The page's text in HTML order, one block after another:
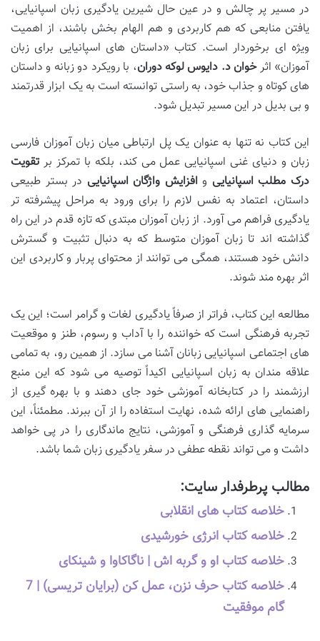
در مسیر پر چالش و در عین حال شیرین یادگیری زبان اسپانیایی،
یافتن منابعی که هم کاربردی و هم الهام بخش باشند، از اهمیت
ویژه ای برخوردار است. کتاب «داستان های اسپانیایی برای زبان
آموزان» اثرخوان د. دایوس لوکه دوران، با رویکرد دو زبانه و داستان
های کوتاه و جذاب خود، به راستی توانسته است به یک ابزار قدرتمند
و بی بدیل در این مسیر تبدیل شود.
این کتاب نه تنها به عنوان یک پل ارتباطی میان زبان آموزان فارسی
زبان و دنیای غنی اسپانیایی عمل می کند، بلکه با تمرکز برتقویت
درک مطلب اسپانیایی و افزایش واژگان اسپانیایی در بستر طبیعی
داستان، اعتماد به نفس لازم را برای ورود به مراحل پیشرفته تر
یادگیری فراهم می آورد. از زبان آموزان مبتدی که تازه قدم در این راه
گذاشته اند تا زبان آموزان متوسط که به دنبال تثبیت و گسترش
دانش خود هستند، همگی می توانند از محتوای پربار و کاربردی این
اثر بهره مند شوند.
مطالعه این کتاب، فراتر از صرفاً یادگیری لغات و گرامر است؛ این یک
تجربه فرهنگی است که خواننده را با آداب و رسوم، طنز و موقعیت
های اجتماعی اسپانیایی زبانان آشنا می سازد. از همین رو، به تمامی
علاقه مندان به زبان اسپانیایی اکیداً توصیه می شود که این منبع
ارزشمند را در کتابخانه آموزشی خود جای دهند و با بهره گیری از
راهنمایی های ارائه شده، نهایت استفاده را از آن ببرند. مطمئناً، این
سرمایه گذاری فرهنگی و آموزشی، نتایج ماندگاری را در پی خواهد
داشت و می تواند نقطه عطفی در سفر یادگیری زبان شما باشد.
مطالب پرطرفدار سایت:
خلاصه کتاب های انقلابی
خلاصه کتاب انرژی خورشیدی
خلاصه کتاب او و گربه اش | ناگاکاوا و شینکای
خلاصه کتاب حرف نزن، عمل کن (برایان تریسی) | 7
گام موفقیت